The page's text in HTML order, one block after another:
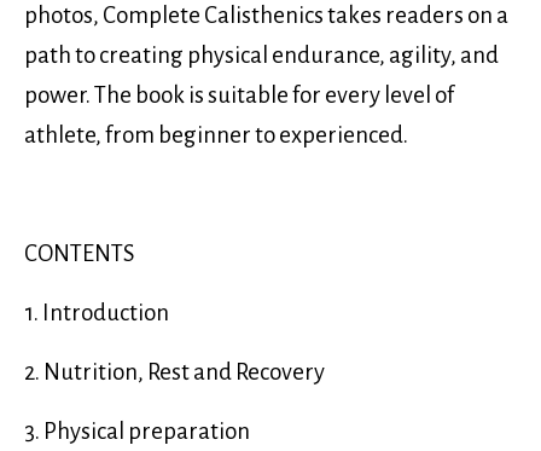
photos, Complete Calisthenics takes readers on a
path to creating physical endurance, agility, and
power. The book is suitable for every level of
athlete, from beginner to experienced.
CONTENTS
1. Introduction
2. Nutrition, Rest and Recovery
3. Physical preparation